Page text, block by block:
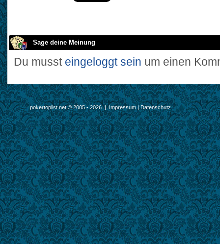
Sage deine Meinung
Du musst eingeloggt sein um einen
pokertoplist.net © 2005 - 2026 |Impressum|Datenschutz